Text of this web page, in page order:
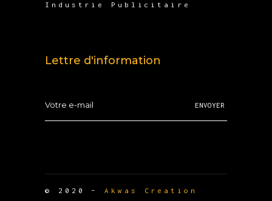
Industrie Publicitaire
Lettre d'information
ENVOYER
© 2020 –Akwas Creation